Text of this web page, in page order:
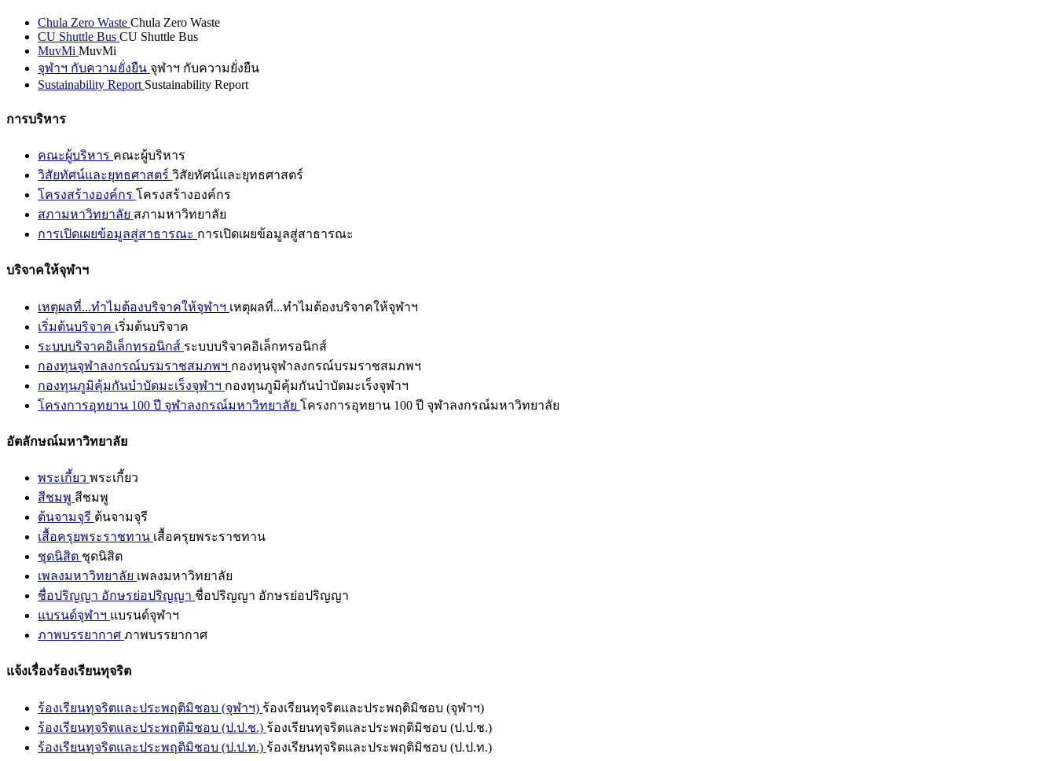
Chula Zero Waste Chula Zero Waste
CU Shuttle Bus CU Shuttle Bus
MuvMi MuvMi
จุฬาฯ กับความยั่งยืน จุฬาฯ กับความยั่งยืน
Sustainability Report Sustainability Report
การบริหาร
คณะผู้บริหาร คณะผู้บริหาร
วิสัยทัศน์และยุทธศาสตร์ วิสัยทัศน์และยุทธศาสตร์
โครงสร้างองค์กร โครงสร้างองค์กร
สภามหาวิทยาลัย สภามหาวิทยาลัย
การเปิดเผยข้อมูลสู่สาธารณะ การเปิดเผยข้อมูลสู่สาธารณะ
บริจาคให้จุฬาฯ
เหตุผลที่...ทำไมต้องบริจาคให้จุฬาฯ เหตุผลที่...ทำไมต้องบริจาคให้จุฬาฯ
เริ่มต้นบริจาค เริ่มต้นบริจาค
ระบบบริจาคอิเล็กทรอนิกส์ ระบบบริจาคอิเล็กทรอนิกส์
กองทุนจุฬาลงกรณ์บรมราชสมภพฯ กองทุนจุฬาลงกรณ์บรมราชสมภพฯ
กองทุนภูมิคุ้มกันบำบัดมะเร็งจุฬาฯ กองทุนภูมิคุ้มกันบำบัดมะเร็งจุฬาฯ
โครงการอุทยาน 100 ปี จุฬาลงกรณ์มหาวิทยาลัย โครงการอุทยาน 100 ปี จุฬาลงกรณ์มหาวิทยาลัย
อัตลักษณ์มหาวิทยาลัย
พระเกี้ยว พระเกี้ยว
สีชมพู สีชมพู
ต้นจามจุรี ต้นจามจุรี
เสื้อครุยพระราชทาน เสื้อครุยพระราชทาน
ชุดนิสิต ชุดนิสิต
เพลงมหาวิทยาลัย เพลงมหาวิทยาลัย
ชื่อปริญญา อักษรย่อปริญญา ชื่อปริญญา อักษรย่อปริญญา
แบรนด์จุฬาฯ แบรนด์จุฬาฯ
ภาพบรรยากาศ ภาพบรรยากาศ
แจ้งเรื่องร้องเรียนทุจริต
ร้องเรียนทุจริตและประพฤติมิชอบ (จุฬาฯ) ร้องเรียนทุจริตและประพฤติมิชอบ (จุฬาฯ)
ร้องเรียนทุจริตและประพฤติมิชอบ (ป.ป.ช.) ร้องเรียนทุจริตและประพฤติมิชอบ (ป.ป.ช.)
ร้องเรียนทุจริตและประพฤติมิชอบ (ป.ป.ท.) ร้องเรียนทุจริตและประพฤติมิชอบ (ป.ป.ท.)